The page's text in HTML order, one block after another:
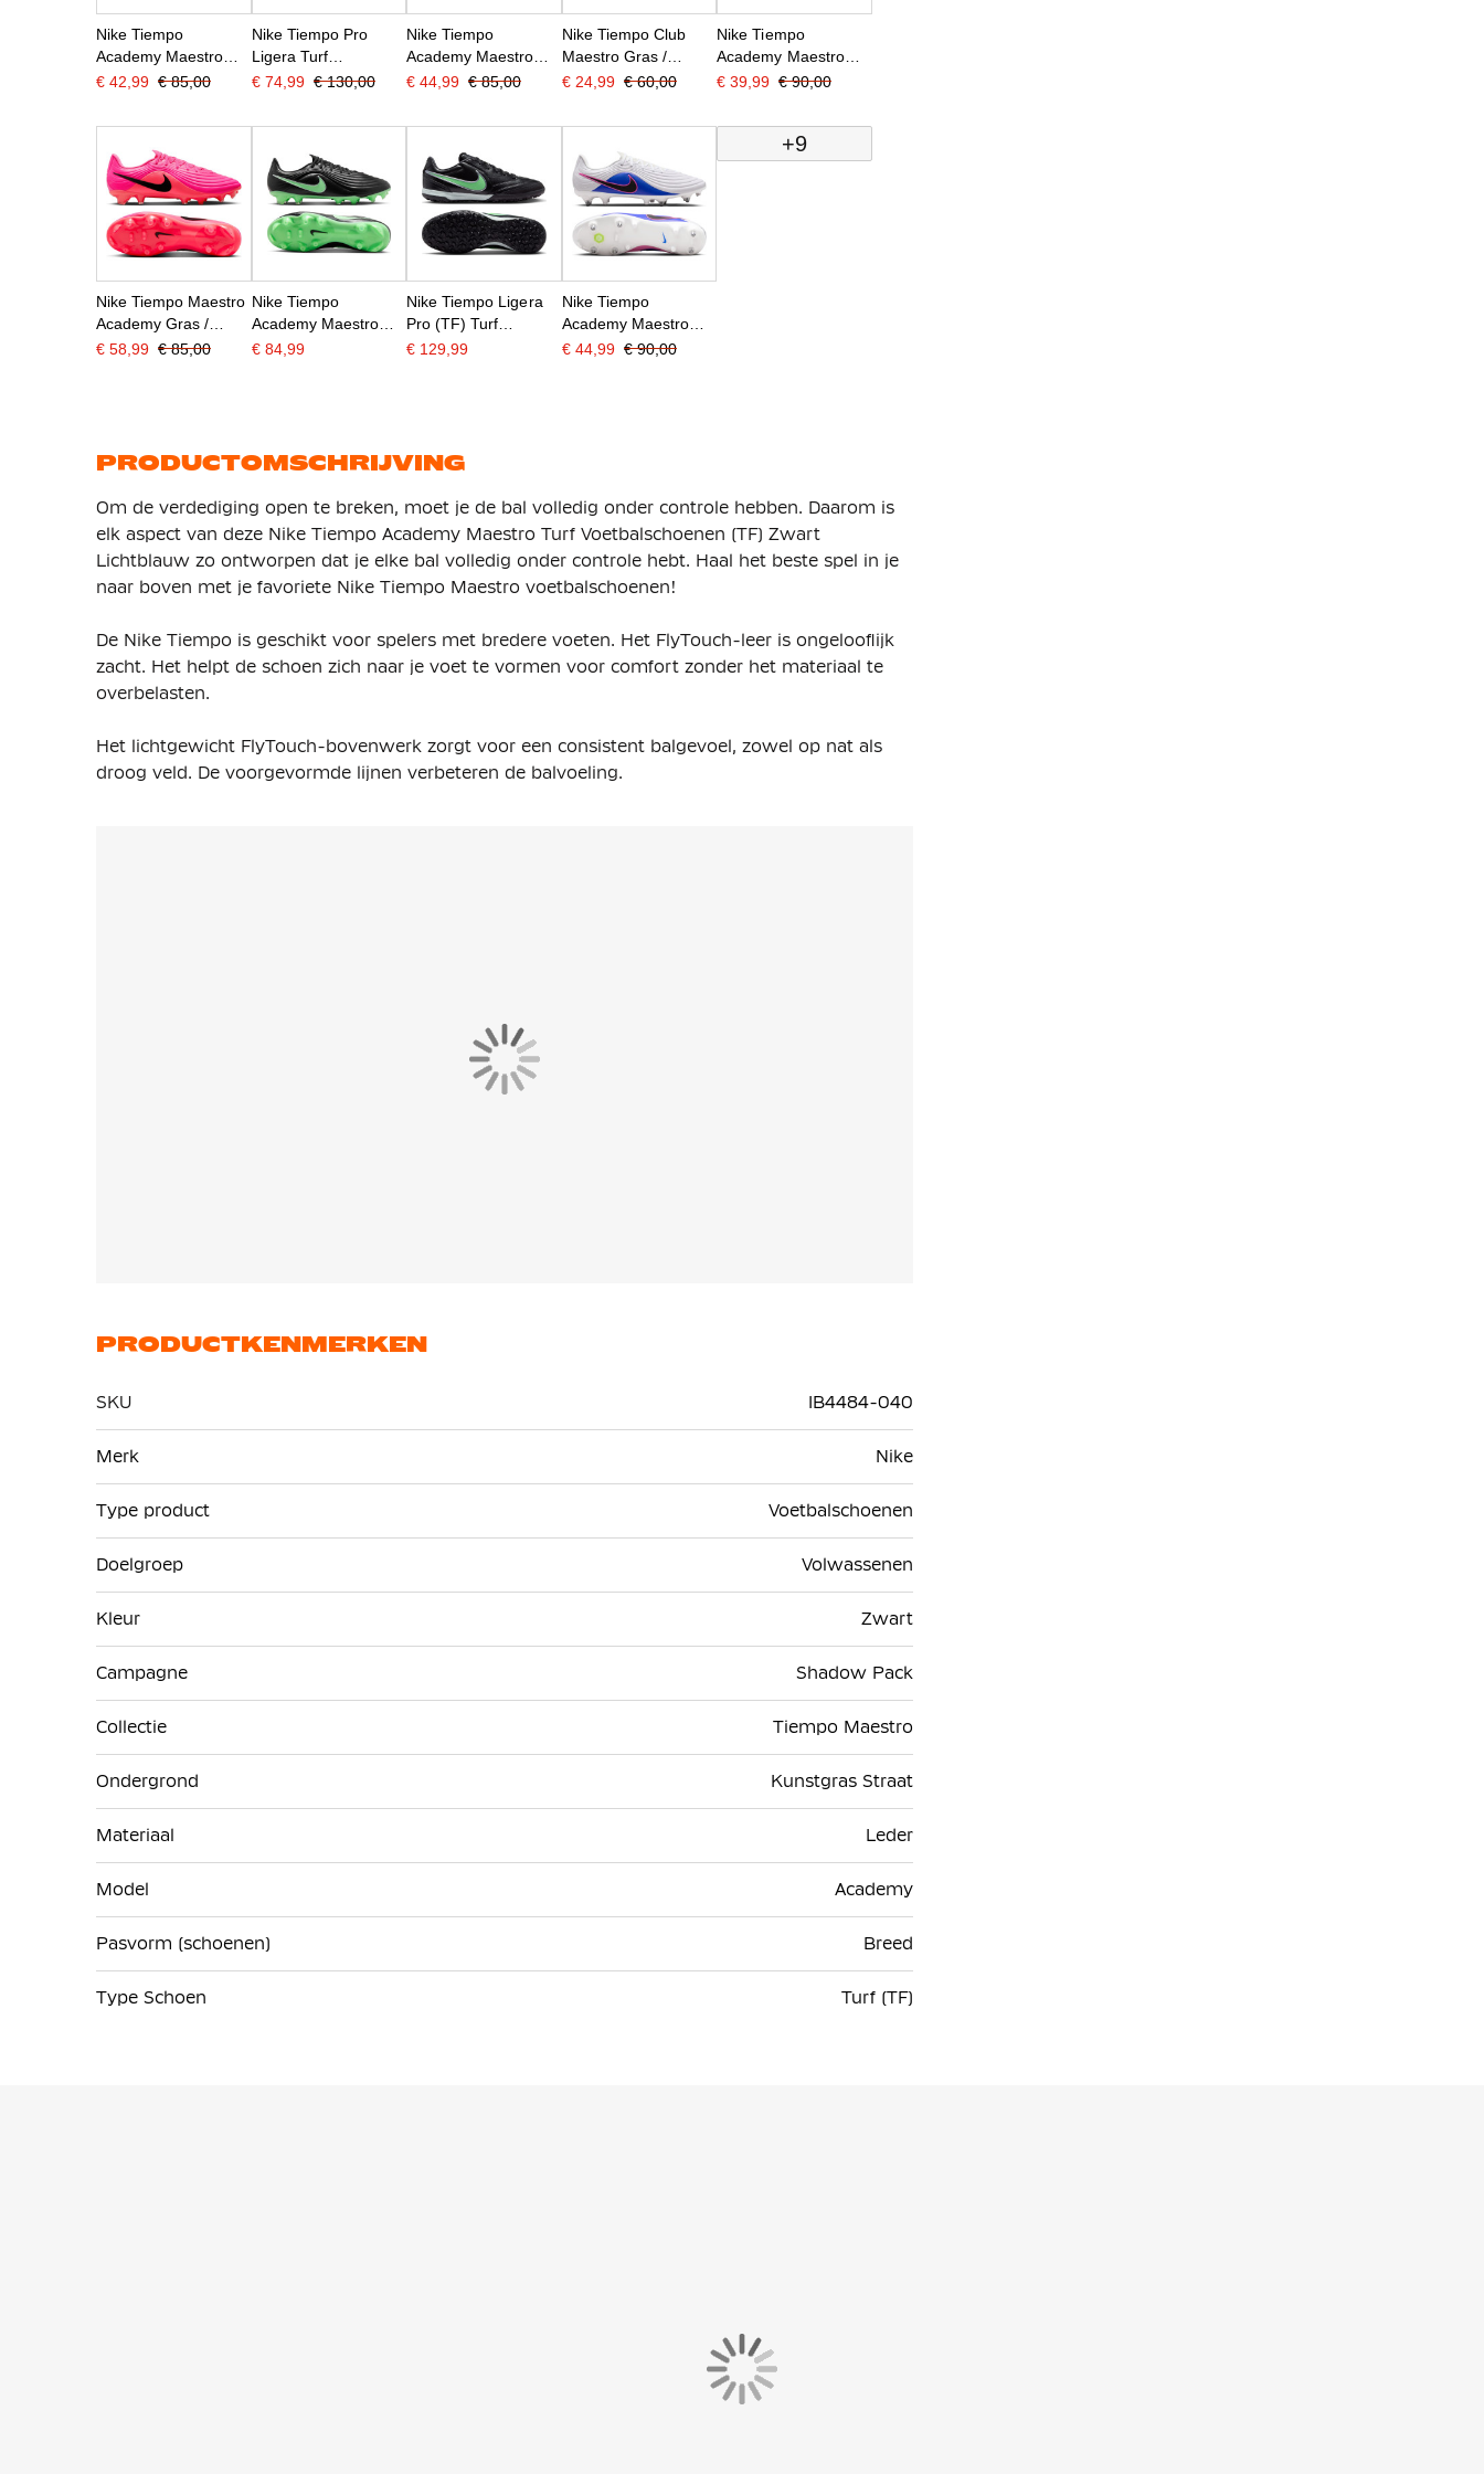
Nike Tiempo
Academy Maestro
Gras / Kunstgras
(MG) Zwart
€ 42,99 € 85,00
Nike Tiempo Pro
Ligera Turf
Voetbalschoenen
€ 74,99 € 130,00
Nike Tiempo
Academy Maestro
Gras / Kunstgras
(MG) Wit Blauw
€ 44,99 € 85,00
Nike Tiempo Club
Maestro Gras /
Kunstgras
(MG) Zwart
€ 24,99 € 60,00
Nike Tiempo
Academy Maestro
IJzeren-Nop
(SG) Anti-Clog Zwart
Lichtblauw
€ 39,99 € 90,00
Nike Tiempo Maestro
Academy Gras /
Kunstgras
€ 58,99 € 85,00
Nike Tiempo
Academy Maestro
(MG) Gras /
€ 84,99
Nike Tiempo Ligera
Pro (TF) Turf
Voetbalschoenen
€ 129,99
Nike Tiempo
Academy Maestro
IJzeren-Nop
€ 44,99 € 90,00
+9
PRODUCTOMSCHRIJVING
Om de verdediging open te breken, moet je de bal volledig onder controle hebben. Daarom is
elk aspect van deze Nike Tiempo Academy Maestro Turf Voetbalschoenen (TF) Zwart
Lichtblauw zo ontworpen dat je elke bal volledig onder controle hebt. Haal het beste spel in je
naar boven met je favoriete Nike Tiempo Maestro voetbalschoenen!
De Nike Tiempo is geschikt voor spelers met bredere voeten. Het FlyTouch-leer is ongelooflijk
zacht. Het helpt de schoen zich naar je voet te vormen voor comfort zonder het materiaal te
overbelasten.
Het lichtgewicht FlyTouch-bovenwerk zorgt voor een consistent balgevoel, zowel op nat als
droog veld. De voorgevormde lijnen verbeteren de balvoeling.
PRODUCTKENMERKEN
SKU
IB4484-040
informatie
Merk Nike
Type product Voetbalschoenen
Doelgroep Volwassenen
Kleur Zwart
Campagne Shadow Pack
Collectie Tiempo Maestro
Ondergrond Kunstgras Straat
Materiaal Leder
Model Academy
Pasvorm (schoenen) Breed
Type Schoen Turf (TF)